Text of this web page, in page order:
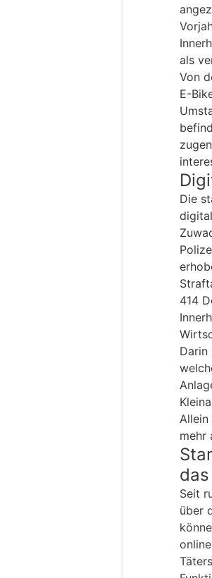
als
Von
E-
Die
414
Darin
mehr
Seit
über